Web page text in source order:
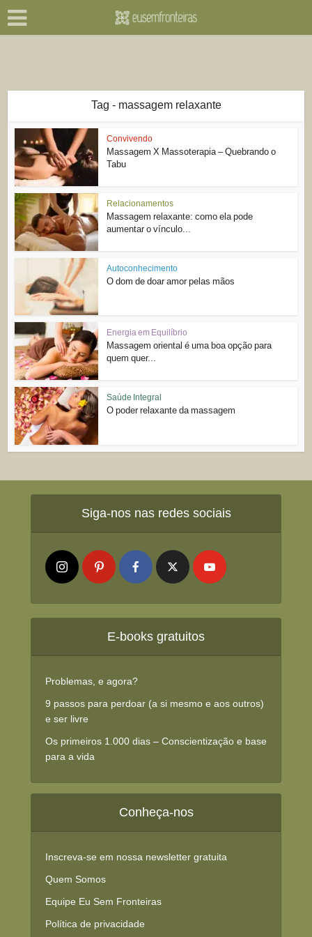
Tag - massagem relaxante
Convivendo
Massagem X Massoterapia – Quebrando o
Tabu
Relacionamentos
Massagem relaxante: como ela pode
aumentar o vínculo...
Autoconhecimento
O dom de doar amor pelas mãos
Energia em Equilíbrio
Massagem oriental é uma boa opção para
quem quer...
Saúde Integral
O poder relaxante da massagem
Siga-nos nas redes sociais
E-books gratuitos
Problemas, e agora?
9 passos para perdoar (a si mesmo e aos outros)
e ser livre
Os primeiros 1.000 dias – Conscientização e base
para a vida
Conheça-nos
Inscreva-se em nossa newsletter gratuita
Quem Somos
Equipe Eu Sem Fronteiras
Política de privacidade